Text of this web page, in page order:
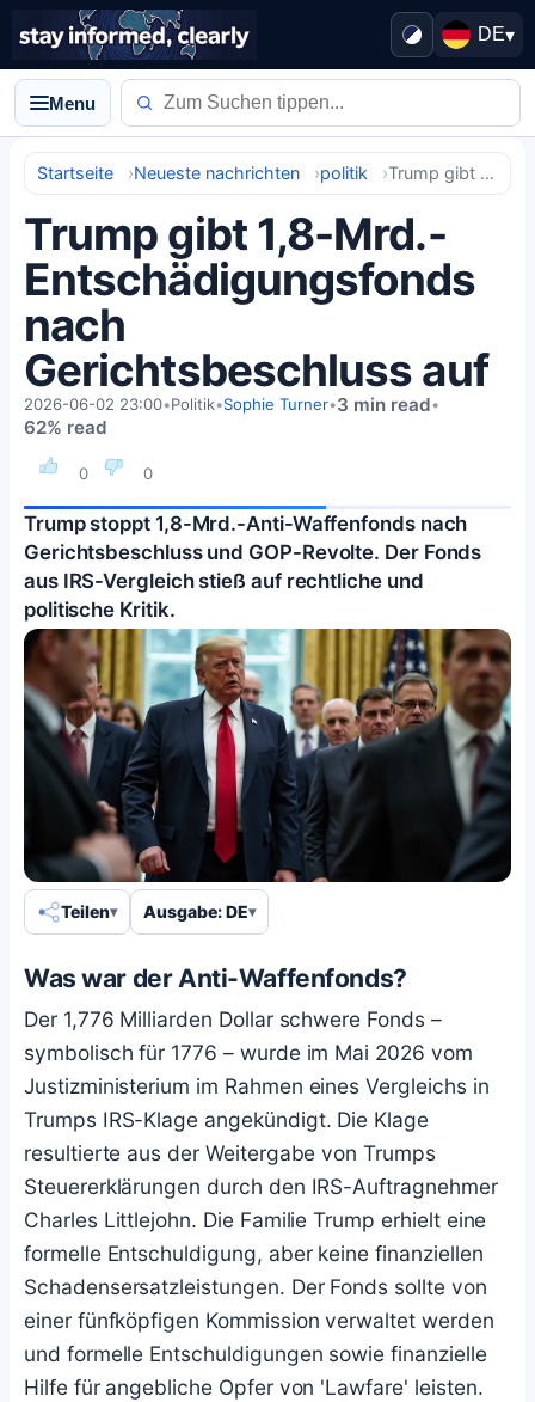
DE▾
Menu
Startseite Neueste nachrichten politik Trump gibt 1,8-Mrd.-Entschädigungsfonds nach Gerichtsbeschluss auf
Trump gibt 1,8-Mrd.-
Entschädigungsfonds
nach
Gerichtsbeschluss auf
0 0
2026-06-02 23:00•Politik•Sophie Turner•3 min read•
62% read
Trump stoppt 1,8-Mrd.-Anti-Waffenfonds nach
Gerichtsbeschluss und GOP-Revolte. Der Fonds
aus IRS-Vergleich stieß auf rechtliche und
politische Kritik.
Teilen Ausgabe: DE
Was war der Anti-Waffenfonds?
Der 1,776 Milliarden Dollar schwere Fonds –
symbolisch für 1776 – wurde im Mai 2026 vom
Justizministerium im Rahmen eines Vergleichs in
Trumps IRS-Klage angekündigt. Die Klage
resultierte aus der Weitergabe von Trumps
Steuererklärungen durch den IRS-Auftragnehmer
Charles Littlejohn. Die Familie Trump erhielt eine
formelle Entschuldigung, aber keine finanziellen
Schadensersatzleistungen. Der Fonds sollte von
einer fünfköpfigen Kommission verwaltet werden
und formelle Entschuldigungen sowie finanzielle
Hilfe für angebliche Opfer von 'Lawfare' leisten.